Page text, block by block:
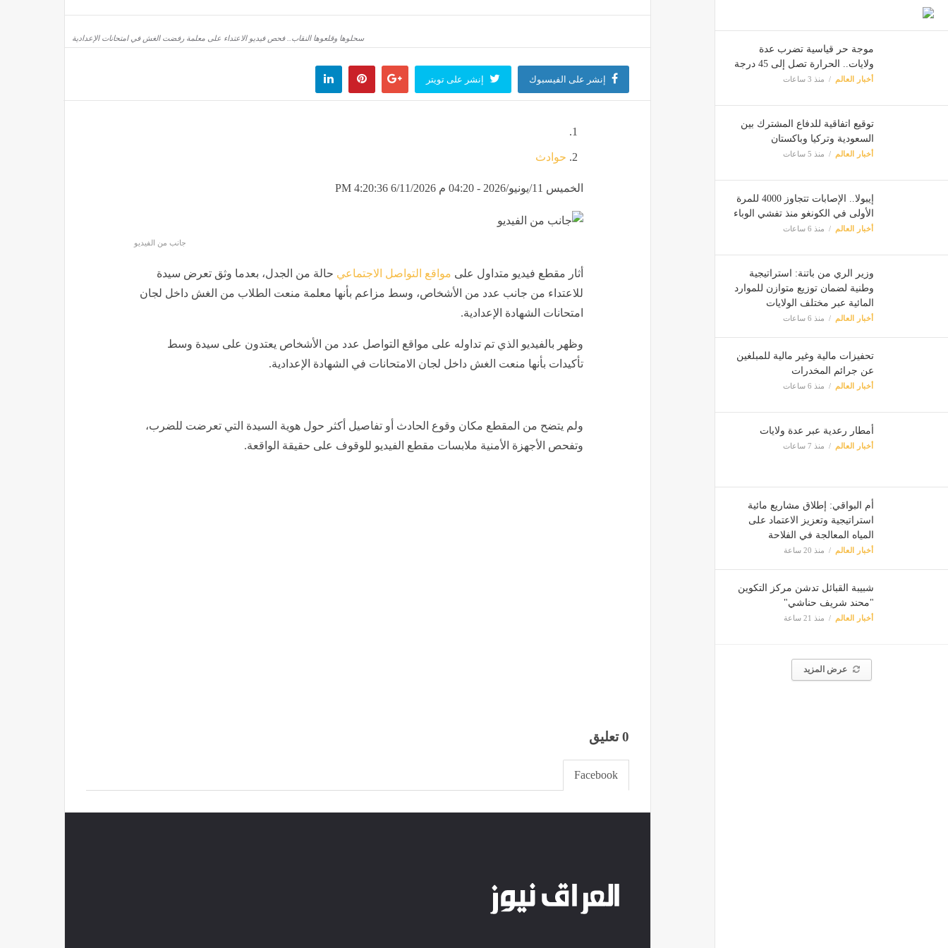
موجة حر قياسية تضرب عدة
ولايات.. الحرارة تصل إلى 45 درجة
أخبار العالم منذ 3 ساعات
توقيع اتفاقية للدفاع المشترك بين
السعودية وتركيا وباكستان
أخبار العالم منذ 5 ساعات
إيبولا.. الإصابات تتجاوز 4000 للمرة
الأولى في الكونغو منذ تفشي الوباء
أخبار العالم منذ 6 ساعات
وزير الري من باتنة: استراتيجية
وطنية لضمان توزيع متوازن للموارد
المائية عبر مختلف الولايات
أخبار العالم منذ 6 ساعات
تحفيزات مالية وغير مالية للمبلغين
عن جرائم المخدرات
أخبار العالم منذ 6 ساعات
أمطار رعدية عبر عدة ولايات
أخبار العالم منذ 7 ساعات
أم البواقي: إطلاق مشاريع مائية
استراتيجية وتعزيز الاعتماد على
المياه المعالجة في الفلاحة
أخبار العالم منذ 20 ساعة
شبيبة القبائل تدشن مركز التكوين
"محند شريف حناشي"
أخبار العالم منذ 21 ساعة
عرض المزيد
أخبار العالم منذ 7 ساعات
سحلوها وقلعوها النقاب.. فحص فيديو الاعتداء على معلمة رفضت الغش في امتحانات الإعدادية
إنشر على الفيسبوك إنشر على تويتر
حوادث
الخميس 11/يونيو/2026 - 04:20 م 6/11/2026 4:20:36 PM
جانب من الفيديو
أثار مقطع فيديو متداول على مواقع التواصل الاجتماعي حالة من الجدل، بعدما وثق تعرض سيدة
للاعتداء من جانب عدد من الأشخاص، وسط مزاعم بأنها معلمة منعت الطلاب من الغش داخل لجان
امتحانات الشهادة الإعدادية.
وظهر بالفيديو الذي تم تداوله على مواقع التواصل عدد من الأشخاص يعتدون على سيدة وسط
تأكيدات بأنها منعت الغش داخل لجان الامتحانات في الشهادة الإعدادية.
ولم يتضح من المقطع مكان وقوع الحادث أو تفاصيل أكثر حول هوية السيدة التي تعرضت للضرب،
وتفحص الأجهزة الأمنية ملابسات مقطع الفيديو للوقوف على حقيقة الواقعة.
0 تعليق
Facebook